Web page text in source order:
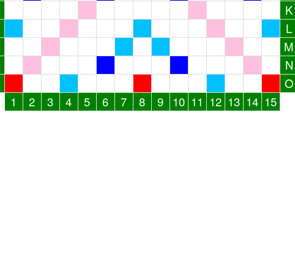
K
L
M
N
O
1
2 3 4 5 6 7 8 9 10 11 12 13 14 15